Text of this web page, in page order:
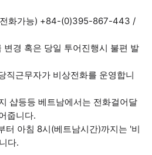
화가능) +84-(0)395-867-443 /
경 혹은 당일 투어진행시 불편 발
직근무자가 비상전화를 운영합니
샵등등 베트남에서는 전화걸어달
줍니다.
아침 8시(베트남시간)까지는 '비
다.